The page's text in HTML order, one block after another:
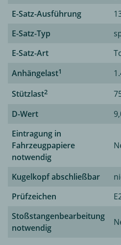
E-Satz-Ausführung
E-Satz-Typ
E-Satz-Art
Anhängelast1
Stützlast2
D-Wert
Eintragung in
Fahrzeugpapiere
notwendig
Kugelkopf abschließbar
Prüfzeichen
Stoßstangenbearbeitung
notwendig